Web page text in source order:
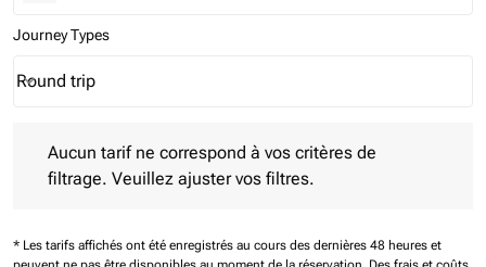
Journey Types
Journey Types option Round trip Selected
Round trip
keyboard_arrow_down
Aucun tarif ne correspond à vos critères de
filtrage. Veuillez ajuster vos filtres.
* Les tarifs affichés ont été enregistrés au cours des dernières 48 heures et